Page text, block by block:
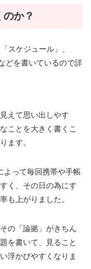
か？
スケジュール」、
どを書いているので詳
えて思い出しやす
ことを大きく書くこ
ます。
よって毎回携帯や手帳
く、その日の為にす
も上がりました。
の「論拠」がきちん
を書いて、見ること
浮かびやすくなりま